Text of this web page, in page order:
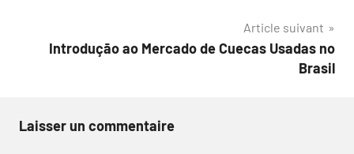
Article suivant
Introdução ao Mercado de Cuecas Usadas no
Brasil
Laisser un commentaire